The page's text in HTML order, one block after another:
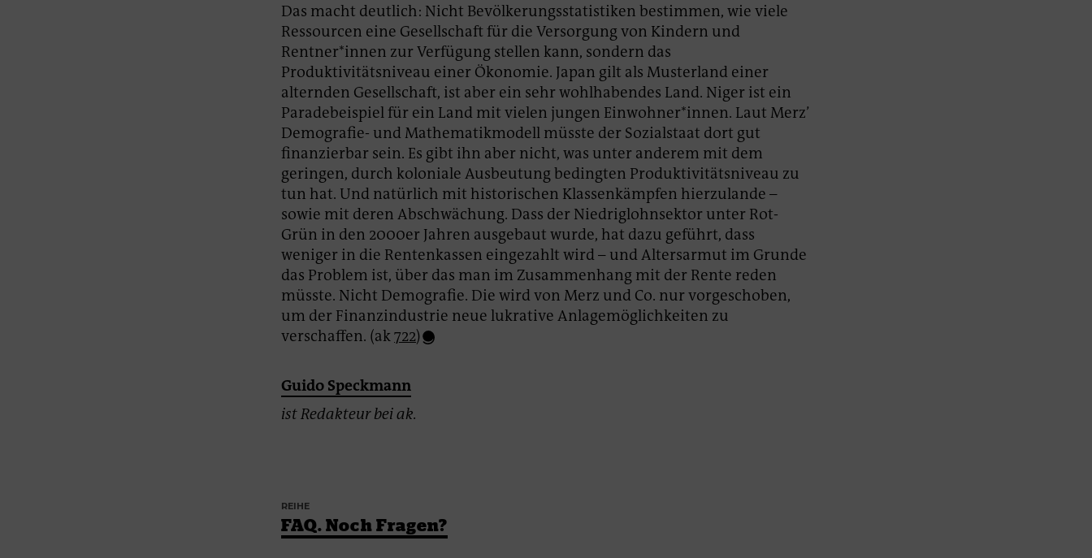
Das macht deutlich: Nicht Bevölkerungsstatistiken bestimmen, wie viele
Ressourcen eine Gesellschaft für die Versorgung von Kindern und
Rentner*innen zur Verfügung stellen kann, sondern das
Produktivitätsniveau einer Ökonomie. Japan gilt als Musterland einer
alternden Gesellschaft, ist aber ein sehr wohlhabendes Land. Niger ist ein
Paradebeispiel für ein Land mit vielen jungen Einwohner*innen. Laut Merz’
Demografie- und Mathematikmodell müsste der Sozialstaat dort gut
finanzierbar sein. Es gibt ihn aber nicht, was unter anderem mit dem
geringen, durch koloniale Ausbeutung bedingten Produktivitätsniveau zu
tun hat. Und natürlich mit historischen Klassenkämpfen hierzulande –
sowie mit deren Abschwächung. Dass der Niedriglohnsektor unter Rot-
Grün in den 2000er Jahren ausgebaut wurde, hat dazu geführt, dass
weniger in die Rentenkassen eingezahlt wird – und Altersarmut im Grunde
das Problem ist, über das man im Zusammenhang mit der Rente reden
müsste. Nicht Demografie. Die wird von Merz und Co. nur vorgeschoben,
um der Finanzindustrie neue lukrative Anlagemöglichkeiten zu
verschaffen. (ak722)
Guido Speckmann
ist Redakteur bei ak.
REIHE
FAQ. Noch Fragen?